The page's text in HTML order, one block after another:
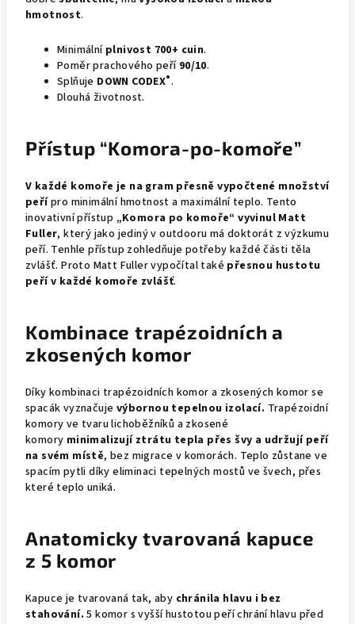
hmotnost.
Minimální plnivost 700+ cuin.
Poměr prachového peří 90/10.
Splňuje DOWN CODEX®.
Dlouhá životnost.
Přístup “Komora-po-komoře”
V každé komoře je na gram přesně vypočtené množství
peřípro minimální hmotnost a maximální teplo. Tento
inovativní přístup „Komora po komoře“ vyvinul Matt
Fuller, který jako jediný v outdooru má doktorát z výzkumu
peří. Tenhle přístup zohledňuje potřeby každé části těla
zvlášť. Proto Matt Fuller vypočítal také přesnou hustotu
peří v každé komoře zvlášť.
Kombinace trapézoidních a
zkosených komor
Díky kombinaci trapézoidních komor a zkosených komor se
spacák vyznačuje výbornou tepelnou izolací. Trapézoidní
komory ve tvaru lichoběžníků a zkosené
komory minimalizují ztrátu tepla přes švy a udržují peří
na svém místě, bez migrace v komorách. Teplo zůstane ve
spacím pytli díky eliminaci tepelných mostů ve švech, přes
které teplo uniká.
Anatomicky tvarovaná kapuce
z 5 komor
Kapuce je tvarovaná tak, aby chránila hlavu i bez
stahování. 5 komor s vyšší hustotou peří chrání hlavu před